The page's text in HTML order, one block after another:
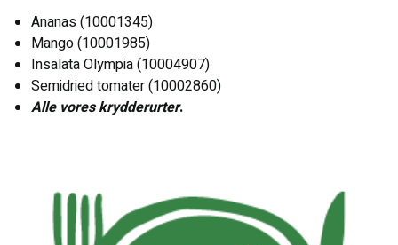
Ananas (10001345)
Mango (10001985)
Insalata Olympia (10004907)
Semidried tomater (10002860)
Alle vores krydderurter.